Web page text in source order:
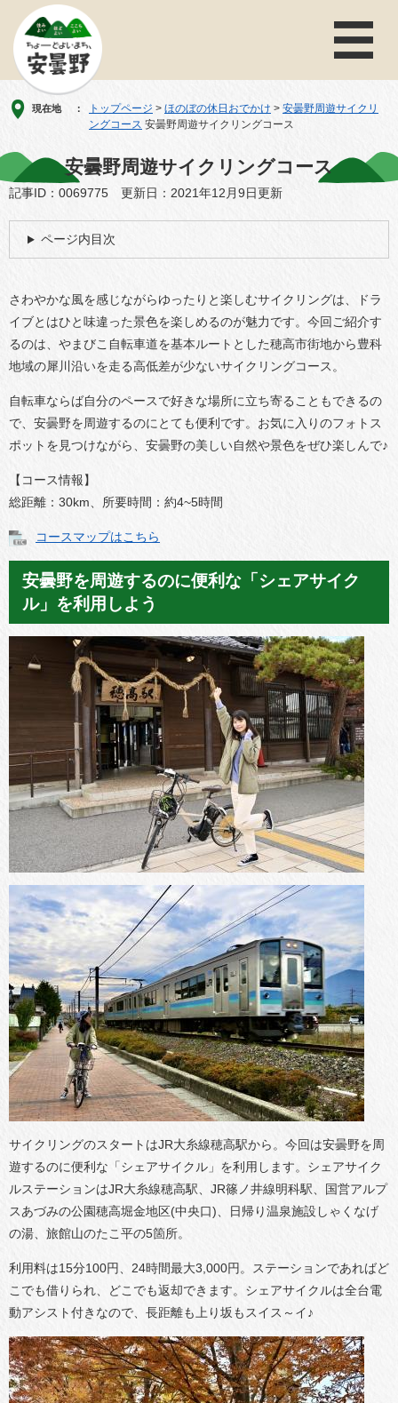
先
頭
。
を
飛
て
文
現在地 トップページ > ほのぼの休日おでかけ > 安曇野周遊サイクリ
ングコース 安曇野周遊サイクリングコース
文
安曇野周遊サイクリングコース
記事ID：0069775 更新日：2021年12月9日更新
ページ内目次
さわやかな風を感じながらゆったりと楽しむサイクリングは、ドラ
イブとはひと味違った景色を楽しめるのが魅力です。今回ご紹介す
るのは、やまびこ自転車道を基本ルートとした穂高市街地から豊科
地域の犀川沿いを走る高低差が少ないサイクリングコース。
自転車ならば自分のペースで好きな場所に立ち寄ることもできるの
で、安曇野を周遊するのにとても便利です。お気に入りのフォトス
ポットを見つけながら、安曇野の美しい自然や景色をぜひ楽しんで♪
【コース情報】
総距離：30km、所要時間：約4~5時間
コースマップはこちら
安曇野を周遊するのに便利な「シェアサイク
ル」を利用しよう
サイクリングのスタートはJR大糸線穂高駅から。今回は安曇野を周
遊するのに便利な「シェアサイクル」を利用します。シェアサイク
ルステーションはJR大糸線穂高駅、JR篠ノ井線明科駅、国営アルプ
スあづみの公園穂高堀金地区(中央口)、日帰り温泉施設しゃくなげ
の湯、旅館山のたこ平の5箇所。
利用料は15分100円、24時間最大3,000円。ステーションであればど
こでも借りられ、どこでも返却できます。シェアサイクルは全台電
動アシスト付きなので、長距離も上り坂もスイス～イ♪